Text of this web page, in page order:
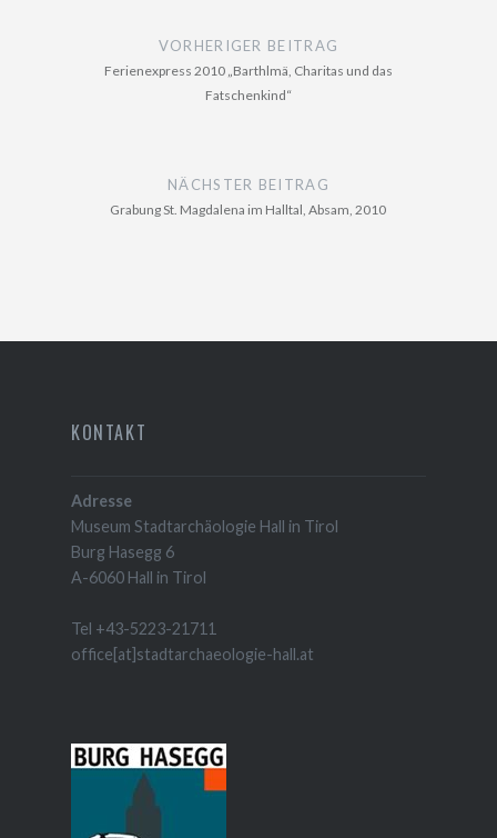
VORHERIGER BEITRAG
Ferienexpress 2010 „Barthlmä, Charitas und das
Fatschenkind“
NÄCHSTER BEITRAG
Grabung St. Magdalena im Halltal, Absam, 2010
KONTAKT
Adresse
Museum Stadtarchäologie Hall in Tirol
Burg Hasegg 6
A-6060 Hall in Tirol
Tel +43-5223-21711
office[at]stadtarchaeologie-hall.at